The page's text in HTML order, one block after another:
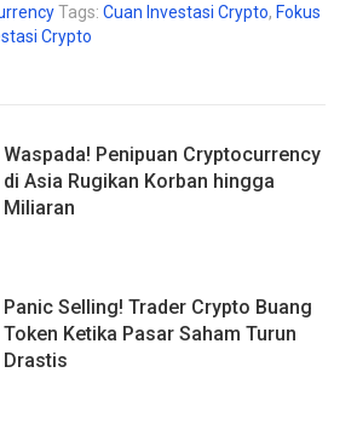
Tags:Cuan Investasi Crypto, Fokus
Crypto
Waspada! Penipuan Cryptocurrency
di Asia Rugikan Korban hingga
Miliaran
Panic Selling! Trader Crypto Buang
Token Ketika Pasar Saham Turun
Drastis